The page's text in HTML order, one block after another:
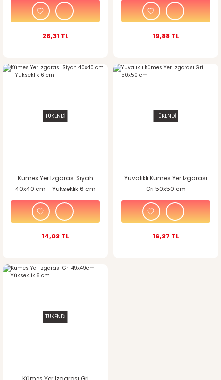
26,31 TL 19,88 TL
TÜKENDİ
Kümes Yer Izgarası Siyah
40x40 cm - Yükseklik 6 cm
14,03 TL
TÜKENDİ
Yuvalıklı Kümes Yer Izgarası
Gri 50x50 cm
16,37 TL
TÜKENDİ
Kümes Yer Izgarası Gri